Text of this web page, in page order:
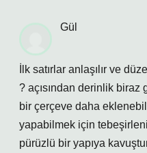
Gül
İlk satırlar anlaşılır ve
? açısından derinlik
bir çerçeve daha
yapabilmek için
pürüzlü bir yapıya